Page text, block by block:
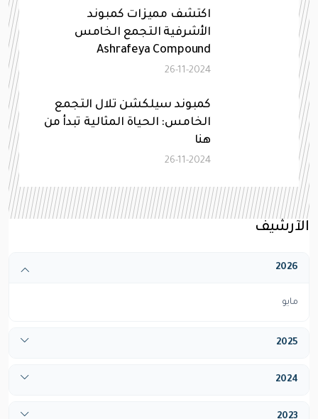
اكتشف مميزات كمبوند
الأشرفية التجمع الخامس
Ashrafeya Compound
26-11-2024
كمبوند سيلكشن تلال التجمع
الخامس: الحياة المثالية تبدأ من
هنا
26-11-2024
الآرشيف
2026
مايو
2025
2024
2023